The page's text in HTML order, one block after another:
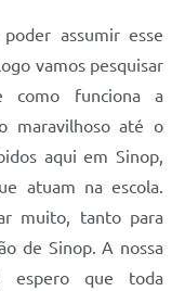
assumir esse
vamos pesquisar
como funciona a
maravilhoso até o
aqui em Sinop,
atuam na escola.
muito, tanto para
de Sinop. A nossa
espero que toda